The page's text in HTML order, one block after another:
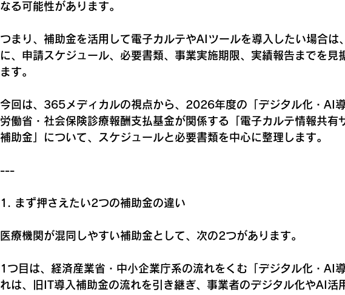
なる可能性があります。
つまり、補助金を活用して電子カルテやAIツールを導入したい場合は
に、申請スケジュール、必要書類、事業実施期限、実績報告までを見
ます。
今回は、365メディカルの視点から、2026年度の「デジタル化・AI
労働省・社会保険診療報酬支払基金が関係する「電子カルテ情報共有
補助金」について、スケジュールと必要書類を中心に整理します。
---
1. まず押さえたい2つの補助金の違い
医療機関が混同しやすい補助金として、次の2つがあります。
1つ目は、経済産業省・中小企業庁系の流れをくむ「デジタル化・AI
れは、旧IT導入補助金の流れを引き継ぎ、事業者のデジタル化やAI活